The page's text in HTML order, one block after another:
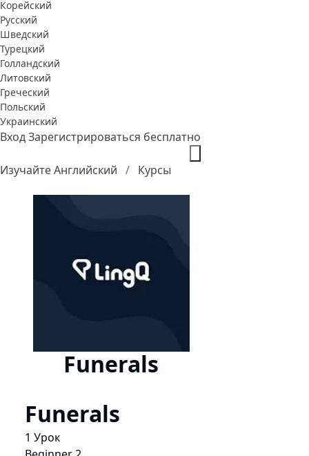
Корейский
Русский
Шведский
Турецкий
Голландский
Литовский
Греческий
Польский
Украинский
ВходЗарегистрироваться бесплатно
Изучайте Английский Курсы
Funerals
Funerals
1 Урок